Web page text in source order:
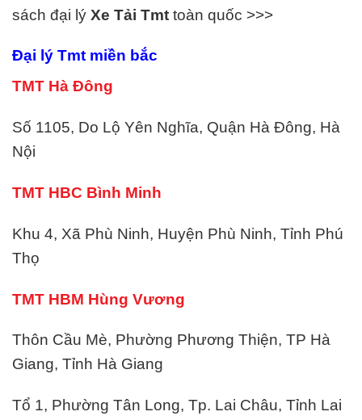
sách đại lý Xe Tải Tmt toàn quốc >>>
Đại lý Tmt miền bắc
TMT Hà Đông
Số 1105, Do Lộ Yên Nghĩa, Quận Hà Đông, Hà
Nội
TMT HBC Bình Minh
Khu 4, Xã Phù Ninh, Huyện Phù Ninh, Tỉnh Phú
Thọ
TMT HBM Hùng Vương
Thôn Cầu Mè, Phường Phương Thiện, TP Hà
Giang, Tỉnh Hà Giang
Tổ 1, Phường Tân Long, Tp. Lai Châu, Tỉnh Lai